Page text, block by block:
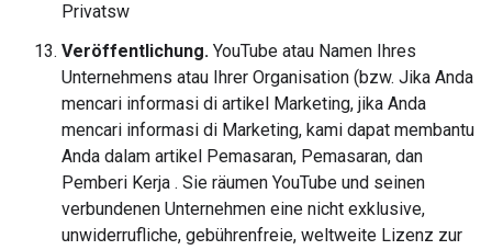
Privatsw
Veröffentlichung. YouTube atau Namen Ihres
Unternehmens atau Ihrer Organisation (bzw. Jika Anda
mencari informasi di artikel Marketing, jika Anda
mencari informasi di Marketing, kami dapat membantu
Anda dalam artikel Pemasaran, Pemasaran, dan
Pemberi Kerja . Sie räumen YouTube und seinen
verbundenen Unternehmen eine nicht exklusive,
unwiderrufliche, gebührenfreie, weltweite Lizenz zur